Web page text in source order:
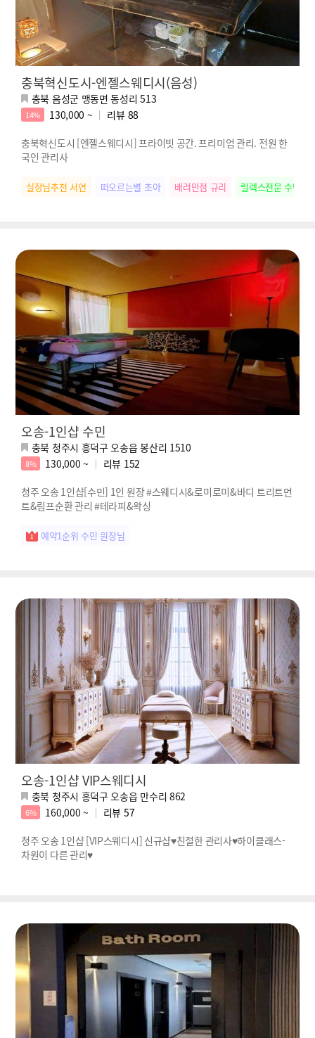
충북혁신도시-엔젤스웨디시(음성)
충북 음성군 맹동면 동성리 513
14% 130,000 ~ 리뷰 88
충북혁신도시 [엔젤스웨디시] 프라이빗 공간. 프리미엄 관리. 전원 한
국인 관리사
실장님추천 서연 떠오르는별 초아 배려만점 규리 릴렉스전문 수빈
오송-1인샵 수민
충북 청주시 흥덕구 오송읍 봉산리 1510
8% 130,000 ~ 리뷰 152
청주 오송 1인샵[수민] 1인 원장 #스웨디시&로미로미&바디 트리트먼
트&림프순환 관리 #테라피&왁싱
예약1순위 수민 원장님
오송-1인샵 VIP스웨디시
충북 청주시 흥덕구 오송읍 만수리 862
6% 160,000 ~ 리뷰 57
청주 오송 1인샵 [VIP스웨디시] 신규샵♥친절한 관리사♥하이클래스-
차원이 다른 관리♥